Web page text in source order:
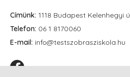
Címünk: 1118 Budapest Kelenhegyi
Telefon: 06 1 8170060
E-mail: info@testszobrasziskola.hu